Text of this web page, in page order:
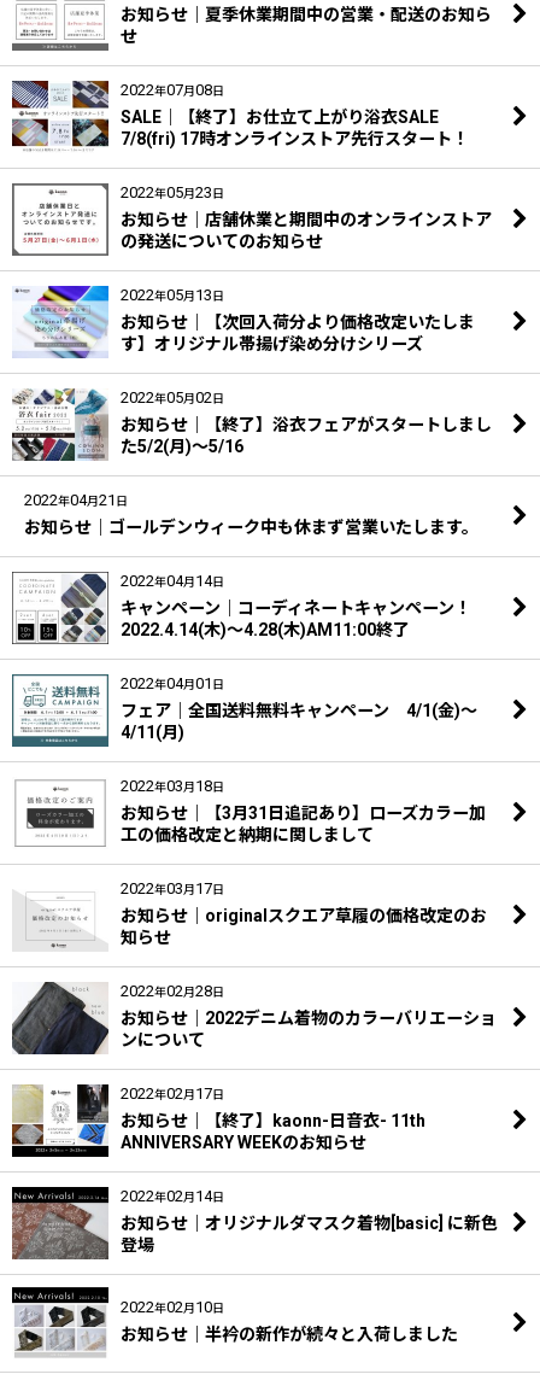
お知らせ｜夏季休業期間中の営業・配送のお知ら
せ
2022年07月08日
SALE｜【終了】お仕立て上がり浴衣SALE
7/8(fri) 17時オンラインストア先行スタート！
2022年05月23 日
お知らせ｜店舗休業と期間中のオンラインストア
の発送についてのお知らせ
2022年05月 13 日
お知らせ｜【次回入荷分より価格改定いたしま
す】オリジナル帯揚げ染め分けシリーズ
2022年05月02 日
お知らせ｜【終了】浴衣フェアがスタートしまし
た5/2(月)～5/16
2022年04月21 日
お知らせ｜ゴールデンウィーク中も休まず営業いたします。
2022年04月 14日
キャンペーン｜コーディネートキャンペーン！
2022.4.14(木)～4.28(木)AM11:00終了
2022年04月01 日
フェア｜全国送料無料キャンペーン 4/1(金)～
4/11(月)
2022年03月 18日
お知らせ｜【3月31日追記あり】ローズカラー加
工の価格改定と納期に関しまして
2022年03月 17日
お知らせ｜originalスクエア草履の価格改定のお
知らせ
2022年02月28日
お知らせ｜2022デニム着物のカラーバリエーショ
ンについて
2022年02月 17日
お知らせ｜【終了】kaonn-日音衣- 11th
ANNIVERSARY WEEKのお知らせ
2022年02月 14日
お知らせ｜オリジナルダマスク着物[basic] に新色
登場
2022年02月 10日
お知らせ｜半衿の新作が続々と入荷しました